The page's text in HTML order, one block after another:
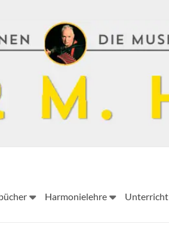
M.
Harmonielehre Unterricht